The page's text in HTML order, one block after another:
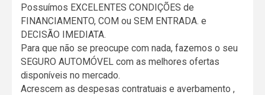
Possuímos EXCELENTES CONDIÇÕES de
FINANCIAMENTO, COM ou SEM ENTRADA. e
DECISÃO IMEDIATA.
Para que não se preocupe com nada, fazemos o seu
SEGURO AUTOMÓVEL com as melhores ofertas
disponíveis no mercado.
Acrescem as despesas contratuais e averbamento ,